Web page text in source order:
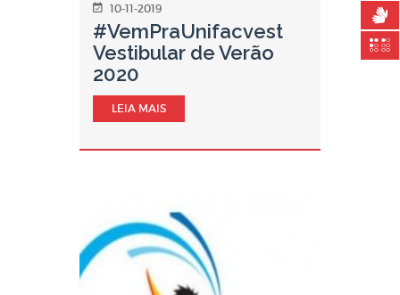
10-11-2019
#VemPraUnifacvest
Vestibular de Verão
2020
LEIA MAIS